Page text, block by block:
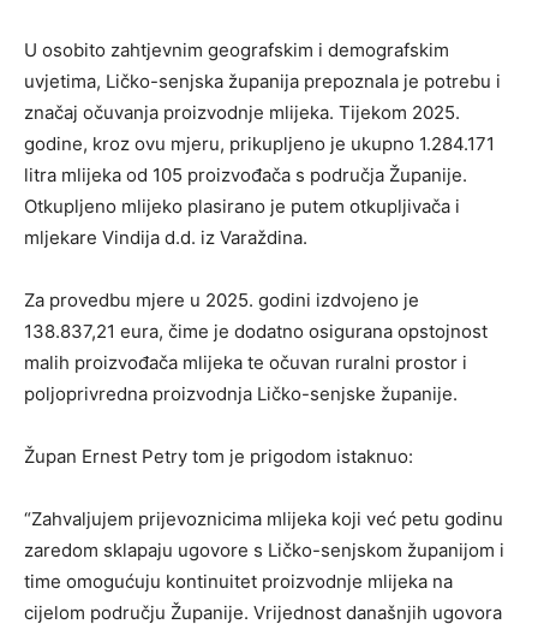
U osobito zahtjevnim geografskim i demografskim
uvjetima, Ličko-senjska županija prepoznala je potrebu i
značaj očuvanja proizvodnje mlijeka. Tijekom 2025.
godine, kroz ovu mjeru, prikupljeno je ukupno 1.284.171
litra mlijeka od 105 proizvođača s područja Županije.
Otkupljeno mlijeko plasirano je putem otkupljivača i
mljekare Vindija d.d. iz Varaždina.
Za provedbu mjere u 2025. godini izdvojeno je
138.837,21 eura, čime je dodatno osigurana opstojnost
malih proizvođača mlijeka te očuvan ruralni prostor i
poljoprivredna proizvodnja Ličko-senjske županije.
Župan Ernest Petry tom je prigodom istaknuo:
“Zahvaljujem prijevoznicima mlijeka koji već petu godinu
zaredom sklapaju ugovore s Ličko-senjskom županijom i
time omogućuju kontinuitet proizvodnje mlijeka na
cijelom području Županije. Vrijednost današnjih ugovora